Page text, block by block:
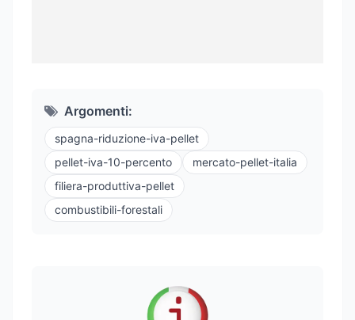
Argomenti:
spagna-riduzione-iva-pellet
pellet-iva-10-percento
mercato-pellet-italia
filiera-produttiva-pellet
combustibili-forestali